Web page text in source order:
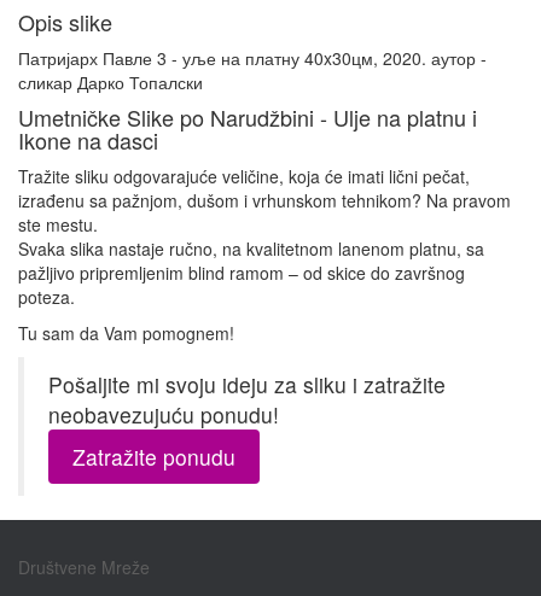
Opis slike
Патријарх Павле 3 - уље на платну 40x30цм, 2020. аутор -
сликар Дарко Топалски
Umetničke Slike po Narudžbini - Ulje na platnu i
Ikone na dasci
Tražite sliku odgovarajuće veličine, koja će imati lični pečat,
izrađenu sa pažnjom, dušom i vrhunskom tehnikom? Na pravom
ste mestu.
Svaka slika nastaje ručno, na kvalitetnom lanenom platnu, sa
pažljivo pripremljenim blind ramom – od skice do završnog
poteza.
Tu sam da Vam pomognem!
Pošaljite mi svoju ideju za sliku i zatražite
neobavezujuću ponudu!
Zatražite ponudu
Društvene Mreže